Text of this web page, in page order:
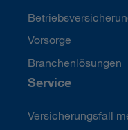
Vorsorge
Branchenlösungen
Service
Versicherungsfall